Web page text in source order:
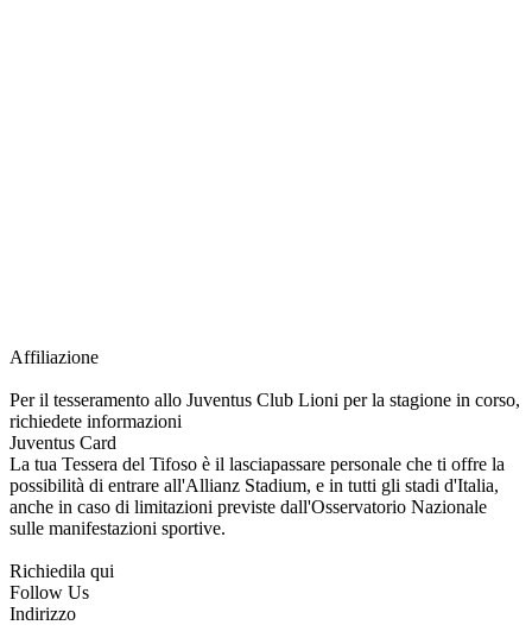
Affiliazione
Per il tesseramento allo Juventus Club Lioni per la stagione in corso,
richiedete informazioni
Juventus Card
La tua Tessera del Tifoso è il lasciapassare personale che ti offre la
possibilità di entrare all'Allianz Stadium, e in tutti gli stadi d'Italia,
anche in caso di limitazioni previste dall'Osservatorio Nazionale
sulle manifestazioni sportive.
Richiedila qui
Follow Us
Indirizzo